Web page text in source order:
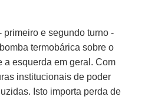
primeiro e segundo turno -
termobárica sobre o
a esquerda em geral. Com
institucionais de poder
Isto importa perda de